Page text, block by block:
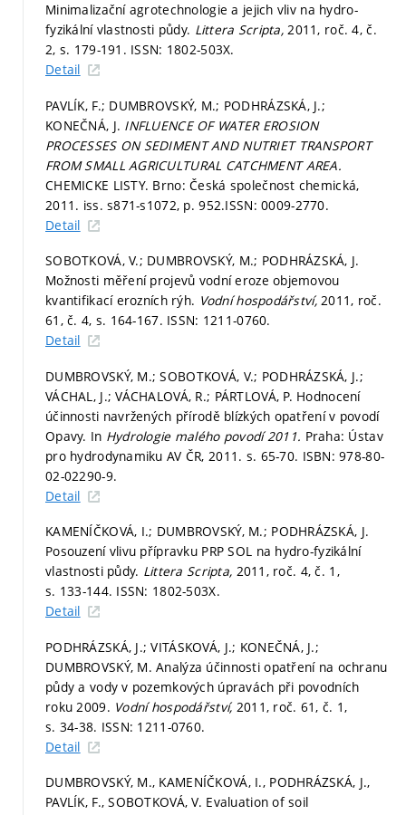
Minimalizační agrotechnologie a jejich vliv na hydro-
fyzikální vlastnosti půdy. Littera Scripta,2011, roč. 4, č.
2, s. 179-191. ISSN: 1802-503X.
Detail
PAVLÍK, F.; DUMBROVSKÝ, M.; PODHRÁZSKÁ, J.;
KONEČNÁ, J. INFLUENCE OF WATER EROSION
PROCESSES ON SEDIMENT AND NUTRIET TRANSPORT
FROM SMALL AGRICULTURAL CATCHMENT AREA.
CHEMICKE LISTY. Brno: Česká společnost chemická,
2011. iss. s871-s1072, p. 952.ISSN: 0009-2770.
Detail
SOBOTKOVÁ, V.; DUMBROVSKÝ, M.; PODHRÁZSKÁ, J.
Možnosti měření projevů vodní eroze objemovou
kvantifikací erozních rýh. Vodní hospodářství,2011, roč.
61, č. 4, s. 164-167. ISSN: 1211-0760.
Detail
DUMBROVSKÝ, M.; SOBOTKOVÁ, V.; PODHRÁZSKÁ, J.;
VÁCHAL, J.; VÁCHALOVÁ, R.; PÁRTLOVÁ, P. Hodnocení
účinnosti navržených přírodě blízkých opatření v povodí
Opavy. In Hydrologie malého povodí 2011. Praha: Ústav
pro hydrodynamiku AV ČR, 2011. s. 65-70. ISBN: 978-80-
02-02290-9.
Detail
KAMENÍČKOVÁ, I.; DUMBROVSKÝ, M.; PODHRÁZSKÁ, J.
Posouzení vlivu přípravku PRP SOL na hydro-fyzikální
vlastnosti půdy. Littera Scripta, 2011, roč. 4, č. 1,
s. 133-144. ISSN: 1802-503X.
Detail
PODHRÁZSKÁ, J.; VITÁSKOVÁ, J.; KONEČNÁ, J.;
DUMBROVSKÝ, M. Analýza účinnosti opatření na ochranu
půdy a vody v pozemkových úpravách při povodních
roku 2009. Vodní hospodářství, 2011, roč. 61, č. 1,
s. 34-38. ISSN: 1211-0760.
Detail
DUMBROVSKÝ, M., KAMENÍČKOVÁ, I., PODHRÁZSKÁ, J.,
PAVLÍK, F., SOBOTKOVÁ, V. Evaluation of soil